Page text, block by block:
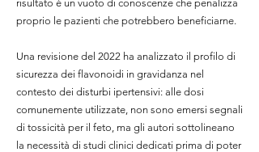
risultato è un vuoto di conoscenze che penalizza
proprio le pazienti che potrebbero beneficiarne.
Una revisione del 2022 ha analizzato il profilo di
sicurezza dei flavonoidi in gravidanza nel
contesto dei disturbi ipertensivi: alle dosi
comunemente utilizzate, non sono emersi segnali
di tossicità per il feto, ma gli autori sottolineano
la necessità di studi clinici dedicati prima di poter